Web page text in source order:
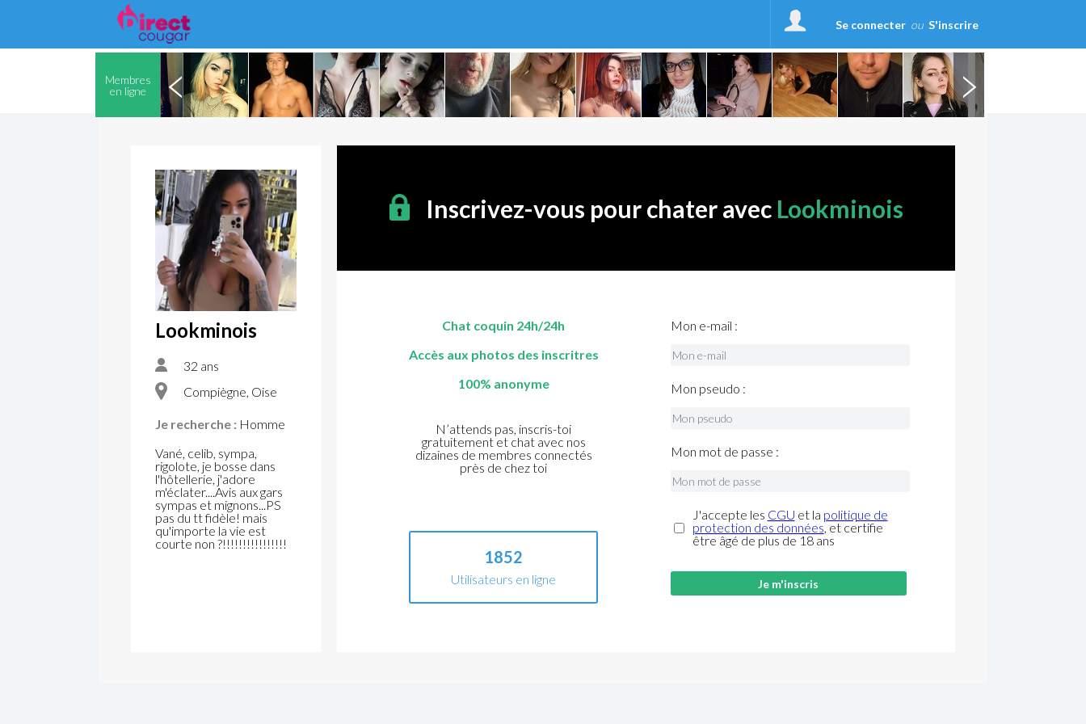
Se connecter ou S'inscrire
Membres
en ligne
Lookminois
32 ans
Compiègne, Oise
Je recherche : Homme
Vané, celib, sympa,
rigolote, je bosse dans
l'hôtellerie, j'adore
m'éclater....Avis aux gars
sympas et mignons...PS
pas du tt fidèle! mais
qu'importe la vie est
courte non ?!!!!!!!!!!!!!!!!
Inscrivez-vous pour chater avec Lookminois
Chat coquin 24h/24h
Accès aux photos des inscritres
100% anonyme
N’attends pas, inscris-toi
gratuitement et chat avec nos
dizaines de membres connectés
près de chez toi
1852
Utilisateurs en ligne
Mon e-mail :
Mon pseudo :
Mon mot de passe :
J'accepte les CGU et la politique de
protection des données, et certifie
être âgé de plus de 18 ans